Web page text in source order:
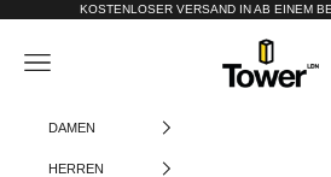
Zum Inhalt springenKOSTENLOSER VERSAND IN AB EINEM
Tower-London.De
Menü
DAMEN
HERREN